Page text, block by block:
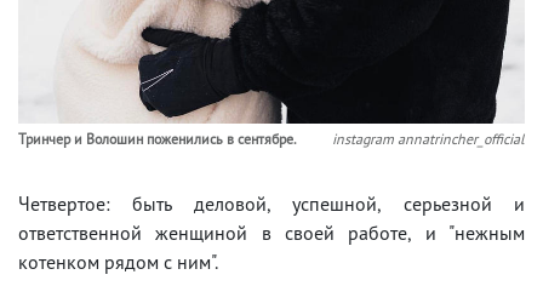
Тринчер и Волошин поженились в сентябре. instagram annatrincher_official
Четвертое: быть деловой, успешной, серьезной и
ответственной женщиной в своей работе, и "нежным
котенком рядом с ним".